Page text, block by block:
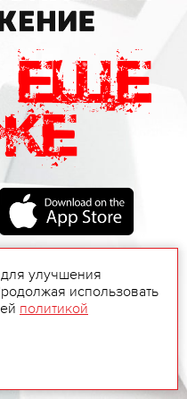
для улучшения
использовать
политикой